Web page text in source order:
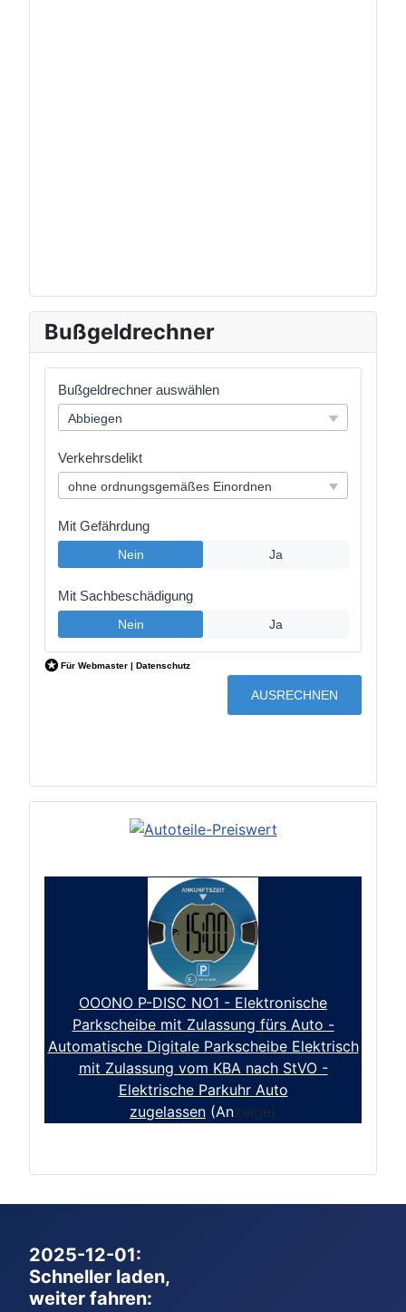
Bußgeldrechner
OOONO P-DISC NO1 - Elektronische
Parkscheibe mit Zulassung fürs Auto -
Automatische Digitale Parkscheibe Elektrisch
mit Zulassung vom KBA nach StVO -
Elektrische Parkuhr Auto
zugelassen (Anzeige)
2025-12-01:
Schneller laden,
weiter fahren: